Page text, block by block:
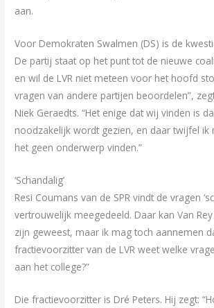
aan.
Voor Demokraten Swalmen (DS) is de
De partij staat op het punt tot de nieuwe
en wil de LVR niet meteen voor het hoofd
vragen van andere partijen beoordelen”,
Niek Geraedts. “Het enige dat wij vinden is
noodzakelijk wordt gezien, en daar twijfel ik
het geen onderwerp vinden.”
‘Schandalig’
Resi Coumans van de SPR vindt de vragen
vertrouwelijk meegedeeld. Daar kan Van
zijn geweest, maar ik mag toch aannemen
fractievoorzitter van de LVR weet welke
aan het college?”
Die fractievoorzitter is Dré Peters. Hij zegt: